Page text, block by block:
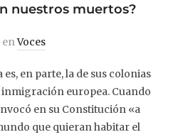
nuestros muertos?
enVoces
en parte, la de sus colonias
europea. Cuando
en su Constitución «a
que quieran habitar el